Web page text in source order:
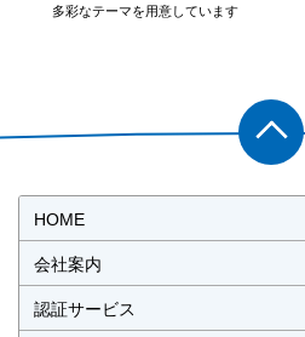
多彩なテーマを用意しています
HOME
会社案内
認証サービス